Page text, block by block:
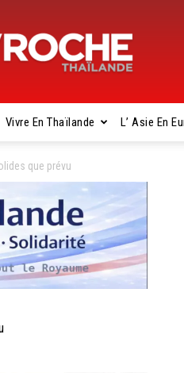
Gavroche
Thaïlande
Vivre En Thaïlande L’ Asie En
que prévu